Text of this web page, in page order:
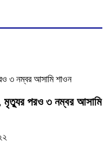
৩ নম্বর আসামি শাওন
মৃত্যুর পরও ৩ নম্বর আসামি